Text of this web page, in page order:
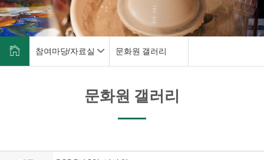
참여마당/자료실 문화원 갤러리
문화원 갤러리